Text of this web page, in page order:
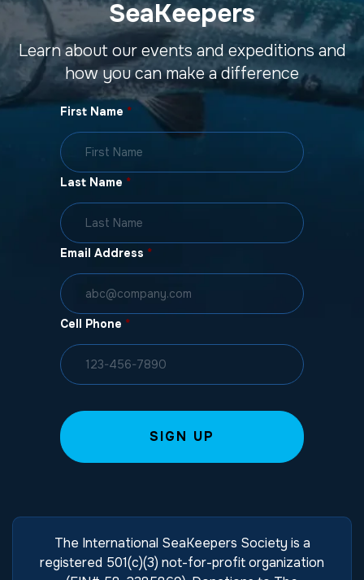
SeaKeepers
Learn about our events and expeditions and
how you can make a difference
First Name *
Last Name *
Email Address *
Cell Phone *
The International SeaKeepers Society is a
registered 501(c)(3) not-for-profit organization